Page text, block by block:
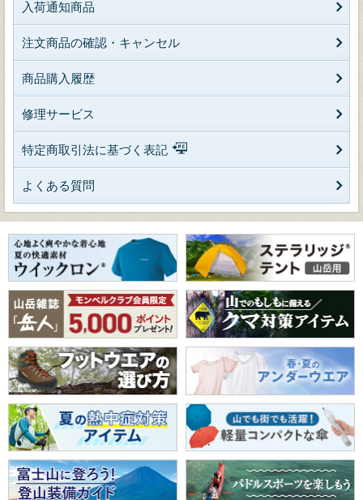
入荷通知商品
注文商品の確認・キャンセル
商品購入履歴
修理サービス
特定商取引法に基づく表記
よくある質問